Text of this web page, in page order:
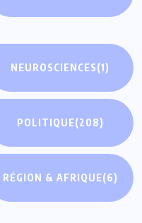
NEUROSCIENCES(1)
POLITIQUE(208)
RÉGION & AFRIQUE(6)